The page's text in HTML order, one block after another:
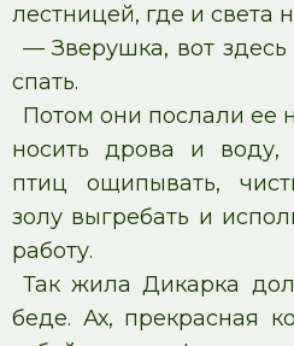
лестницей, где и света
— Зверушка, вот
спать.
Потом они послали ее
носить дрова и воду,
птиц ощипывать,
золу выгребать и
работу.
Так жила Дикарка
беде. Ах, прекрасная